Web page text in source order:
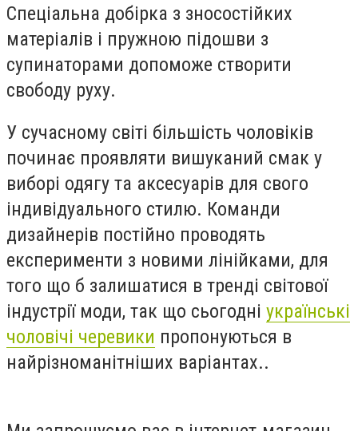
Спеціальна добірка з зносостійких
матеріалів і пружною підошви з
супинаторами допоможе створити
свободу руху.
У сучасному світі більшість чоловіків
починає проявляти вишуканий смак у
виборі одягу та аксесуарів для свого
індивідуального стилю. Команди
дизайнерів постійно проводять
експерименти з новими лінійками, для
того що б залишатися в тренді світової
індустрії моди, так що сьогодні українські
чоловічі черевики пропонуються в
найрізноманітніших варіантах..